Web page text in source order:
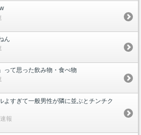
ん
て思った飲み物・食べ物
よすぎて一般男性が隣に並ぶとチンチク
報